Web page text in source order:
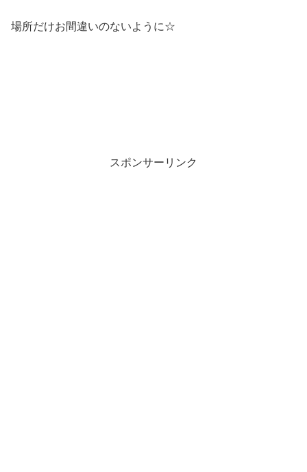
場所だけお間違いのないように☆
スポンサーリンク